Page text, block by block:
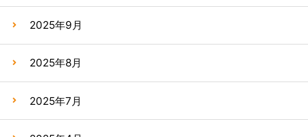
2025年9月
2025年8月
2025年7月